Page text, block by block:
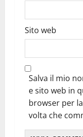
Sito web
Salva il mio
e sito web in
browser per
volta che